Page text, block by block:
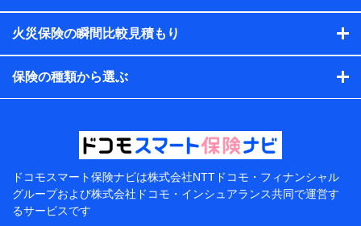
各種セミナーの開催のため
コンサルティングサービスの実施のため
アンケートやキャンペーン等の実施のため
上記に係る案内・手続き・管理等付帯業務を行うため
当該個人データを取り扱う各共同利用者（詳細は次のと
東京都千代田区永田町2丁目11番1号 山王パークタワー
株式会社NTTドコモ 代表取締役社長 前田 義晃
火災保険の瞬間比較見積もり
保険の種類から選ぶ
ドコモスマート保険ナビは株式会社NTTドコモ・フィナンシャル
グループおよび株式会社ドコモ・インシュアランス共同で運営す
るサービスです